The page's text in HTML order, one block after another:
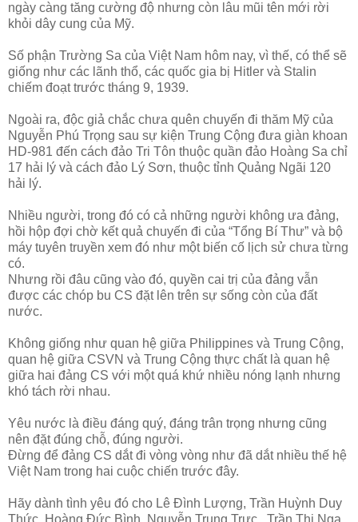
ngày càng tăng cường độ nhưng còn lâu mũi tên mới rời
khỏi dây cung của Mỹ.
Số phận Trường Sa của Việt Nam hôm nay, vì thế, có thể sẽ
giống như các lãnh thổ, các quốc gia bị Hitler và Stalin
chiếm đoạt trước tháng 9, 1939.
Ngoài ra, độc giả chắc chưa quên chuyến đi thăm Mỹ của
Nguyễn Phú Trọng sau sự kiện Trung Cộng đưa giàn khoan
HD-981 đến cách đảo Tri Tôn thuộc quần đảo Hoàng Sa chỉ
17 hải lý và cách đảo Lý Sơn, thuộc tỉnh Quảng Ngãi 120
hải lý.
Nhiều người, trong đó có cả những người không ưa đảng,
hồi hộp đợi chờ kết quả chuyến đi của “Tổng Bí Thư” và bộ
máy tuyên truyền xem đó như một biến cố lịch sử chưa từng
có.
Nhưng rồi đâu cũng vào đó, quyền cai trị của đảng vẫn
được các chóp bu CS đặt lên trên sự sống còn của đất
nước.
Không giống như quan hệ giữa Philippines và Trung Cộng,
quan hệ giữa CSVN và Trung Cộng thực chất là quan hệ
giữa hai đảng CS với một quá khứ nhiều nóng lạnh nhưng
khó tách rời nhau.
Yêu nước là điều đáng quý, đáng trân trọng nhưng cũng
nên đặt đúng chỗ, đúng người.
Đừng để đảng CS dắt đi vòng vòng như đã dắt nhiều thế hệ
Việt Nam trong hai cuộc chiến trước đây.
Hãy dành tình yêu đó cho Lê Đình Lượng, Trần Huỳnh Duy